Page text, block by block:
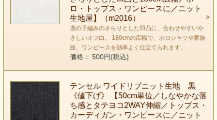
ロ・トップス・ワンピースに／ニット
生地屋】（m2016）
鹿の子編みのさらりとした凹凸に、合わせやすいや
さしいオフ白。 180cmの広幅で、ポロシャツや家族
服、ワンピースを効率よく仕立てられます。
価格： 500円(税込)
テンセル ワイドリブニット生地 黒
《値下げ》 【50cm単位／しなやかな落
ち感とタテヨコ2WAY伸縮／トップス・
カーディガン・ワンピースに／ニット